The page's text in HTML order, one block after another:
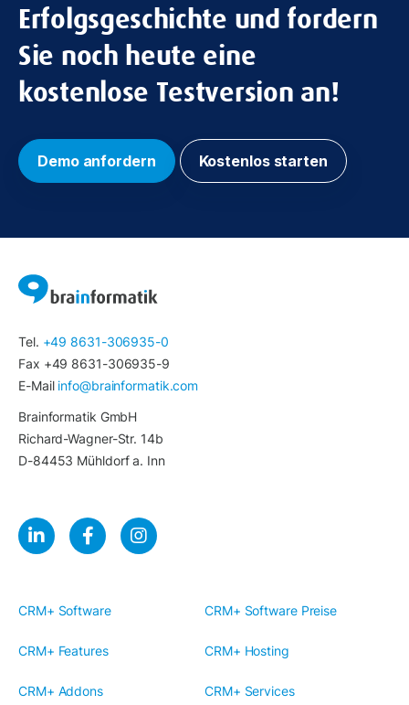
Erfolgsgeschichte und fordern
Sie noch heute eine
kostenlose Testversion an!
Demo anfordern Kostenlos starten
Tel. +49 8631-306935-0
Fax +49 8631-306935-9
E-Mail info@brainformatik.com
Brainformatik GmbH
Richard-Wagner-Str. 14b
D-84453 Mühldorf a. Inn
CRM+ Software CRM+ Software Preise
CRM+ Features CRM+ Hosting
CRM+ Addons CRM+ Services